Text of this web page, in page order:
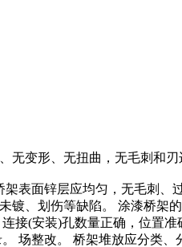
无变形、无扭曲，无毛刺和刃
表面锌层应均匀，无毛刺
镀、划伤等缺陷。 涂漆桥架
接(安装)孔数量正确，位置
场整改。 桥架堆放应分类